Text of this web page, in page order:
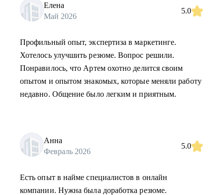
Елена
Май 2026
5.0
Профильный опыт, экспертиза в маркетинге.
Хотелось улучшить резюме. Вопрос решили.
Понравилось, что Артем охотно делится своим
опытом и опытом знакомых, которые меняли работу
недавно. Общение было легким и приятным.
Анна
Февраль 2026
5.0
Есть опыт в найме специалистов в онлайн
компании. Нужна была доработка резюме.